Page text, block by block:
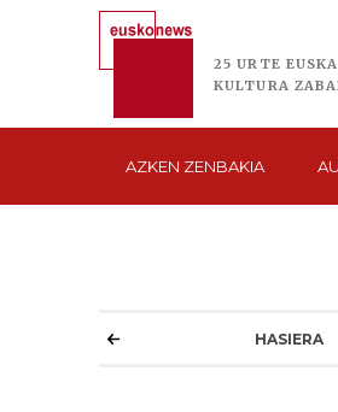
25 URTE
KULTURA
AZKEN ZENBAKIA
HASIERA